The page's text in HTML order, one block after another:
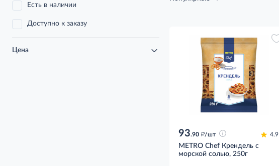
Есть в наличии
Доступно к заказу
Цена
93.90 д/шт 4.9
METRO Chef Крендель с
морской солью, 250г